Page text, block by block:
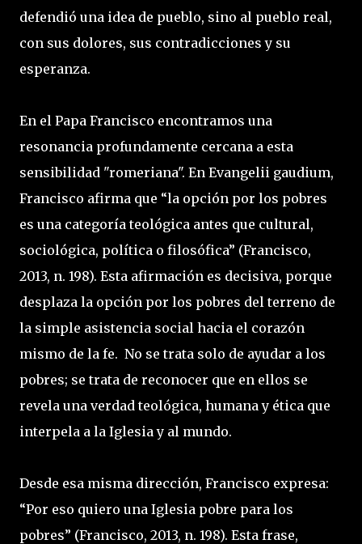
defendió una idea de pueblo, sino al pueblo real,
con sus dolores, sus contradicciones y su
esperanza.
En el Papa Francisco encontramos una
resonancia profundamente cercana a esta
sensibilidad "romeriana". En Evangelii gaudium,
Francisco afirma que “la opción por los pobres
es una categoría teológica antes que cultural,
sociológica, política o filosófica” (Francisco,
2013, n. 198). Esta afirmación es decisiva, porque
desplaza la opción por los pobres del terreno de
la simple asistencia social hacia el corazón
mismo de la fe. No se trata solo de ayudar a los
pobres; se trata de reconocer que en ellos se
revela una verdad teológica, humana y ética que
interpela a la Iglesia y al mundo.
Desde esa misma dirección, Francisco expresa:
“Por eso quiero una Iglesia pobre para los
pobres” (Francisco, 2013, n. 198). Esta frase,